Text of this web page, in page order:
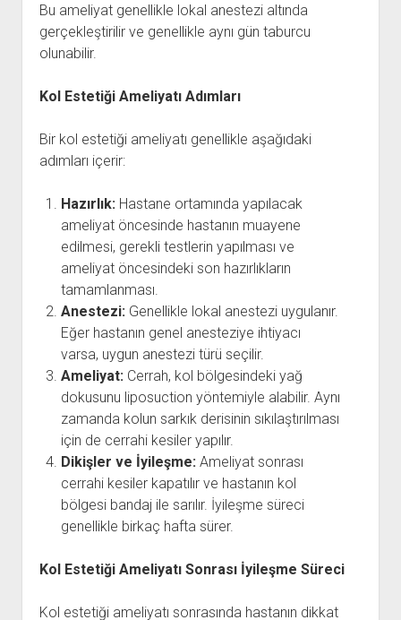
Bu ameliyat genellikle lokal anestezi altında
gerçekleştirilir ve genellikle aynı gün taburcu
olunabilir.
Kol Estetiği Ameliyatı Adımları
Bir kol estetiği ameliyatı genellikle aşağıdaki
adımları içerir:
Hazırlık: Hastane ortamında yapılacak
ameliyat öncesinde hastanın muayene
edilmesi, gerekli testlerin yapılması ve
ameliyat öncesindeki son hazırlıkların
tamamlanması.
Anestezi: Genellikle lokal anestezi uygulanır.
Eğer hastanın genel anesteziye ihtiyacı
varsa, uygun anestezi türü seçilir.
Ameliyat: Cerrah, kol bölgesindeki yağ
dokusunu liposuction yöntemiyle alabilir. Aynı
zamanda kolun sarkık derisinin sıkılaştırılması
için de cerrahi kesiler yapılır.
Dikişler ve İyileşme: Ameliyat sonrası
cerrahi kesiler kapatılır ve hastanın kol
bölgesi bandaj ile sarılır. İyileşme süreci
genellikle birkaç hafta sürer.
Kol Estetiği Ameliyatı Sonrası İyileşme Süreci
Kol estetiği ameliyatı sonrasında hastanın dikkat